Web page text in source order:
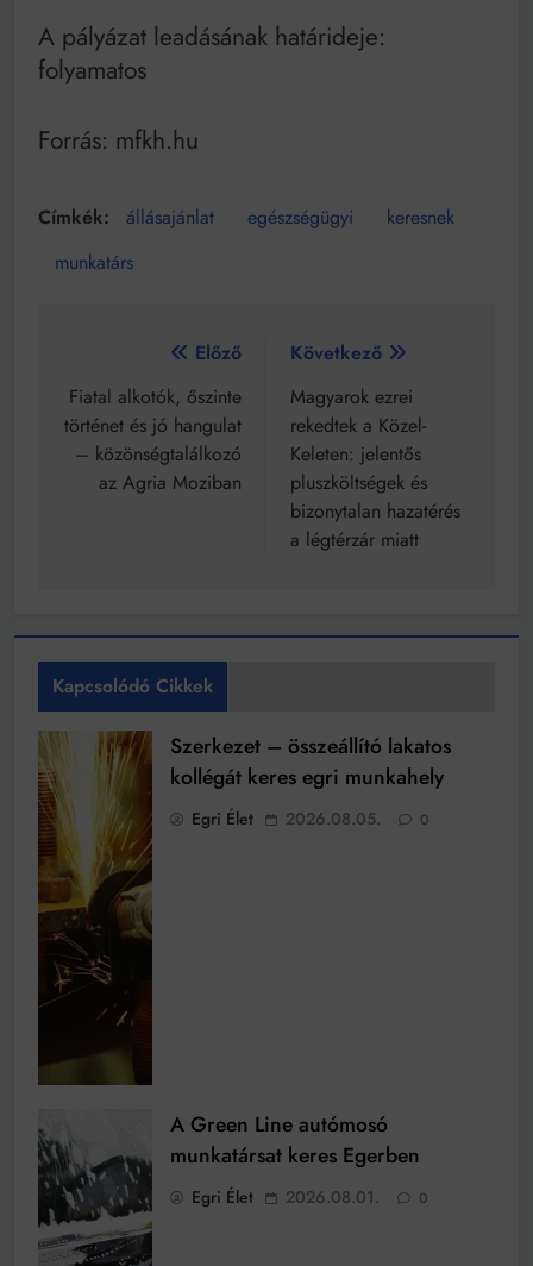
A pályázat leadásának határideje:
folyamatos
Forrás: mfkh.hu
állásajánlat egészségügyi
keresnek
munkatárs
Bejegyzés
navigáció
Előző
Fiatal alkotók, őszinte
történet és jó hangulat
– közönségtalálkozó
az Agria Moziban
Következő
Magyarok ezrei
rekedtek a Közel-
Keleten: jelentős
pluszköltségek és
bizonytalan hazatérés
a légtérzár miatt
Kapcsolódó Cikkek
Szerkezet – összeállító lakatos
kollégát keres egri munkahely
Egri Élet 2026.08.05. 0
A Green Line autómosó
munkatársat keres Egerben
Egri Élet 2026.08.01. 0